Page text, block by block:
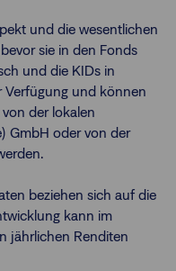
und die wesentlichen
sie in den Fonds
und die KIDs in
Verfügung und können
der lokalen
GmbH oder von der
beziehen sich auf die
kann im
jährlichen Renditen